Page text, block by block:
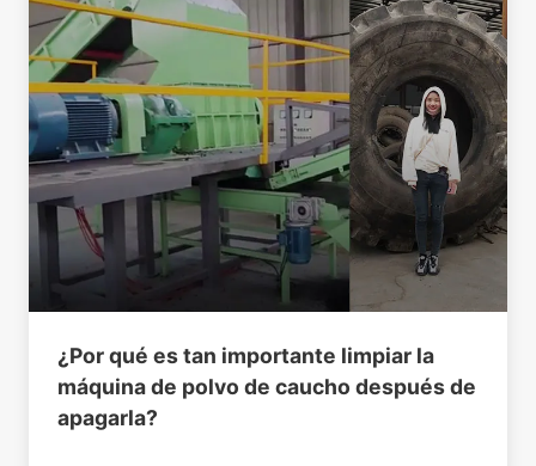
¿Por qué es tan importante limpiar la
máquina de polvo de caucho después de
apagarla?